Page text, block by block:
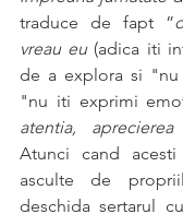
traduce de fapt ”
vreau eu (adica iti
de a explora si
"nu iti exprimi
atentia,
Atunci cand
asculte de
deschida sertarul